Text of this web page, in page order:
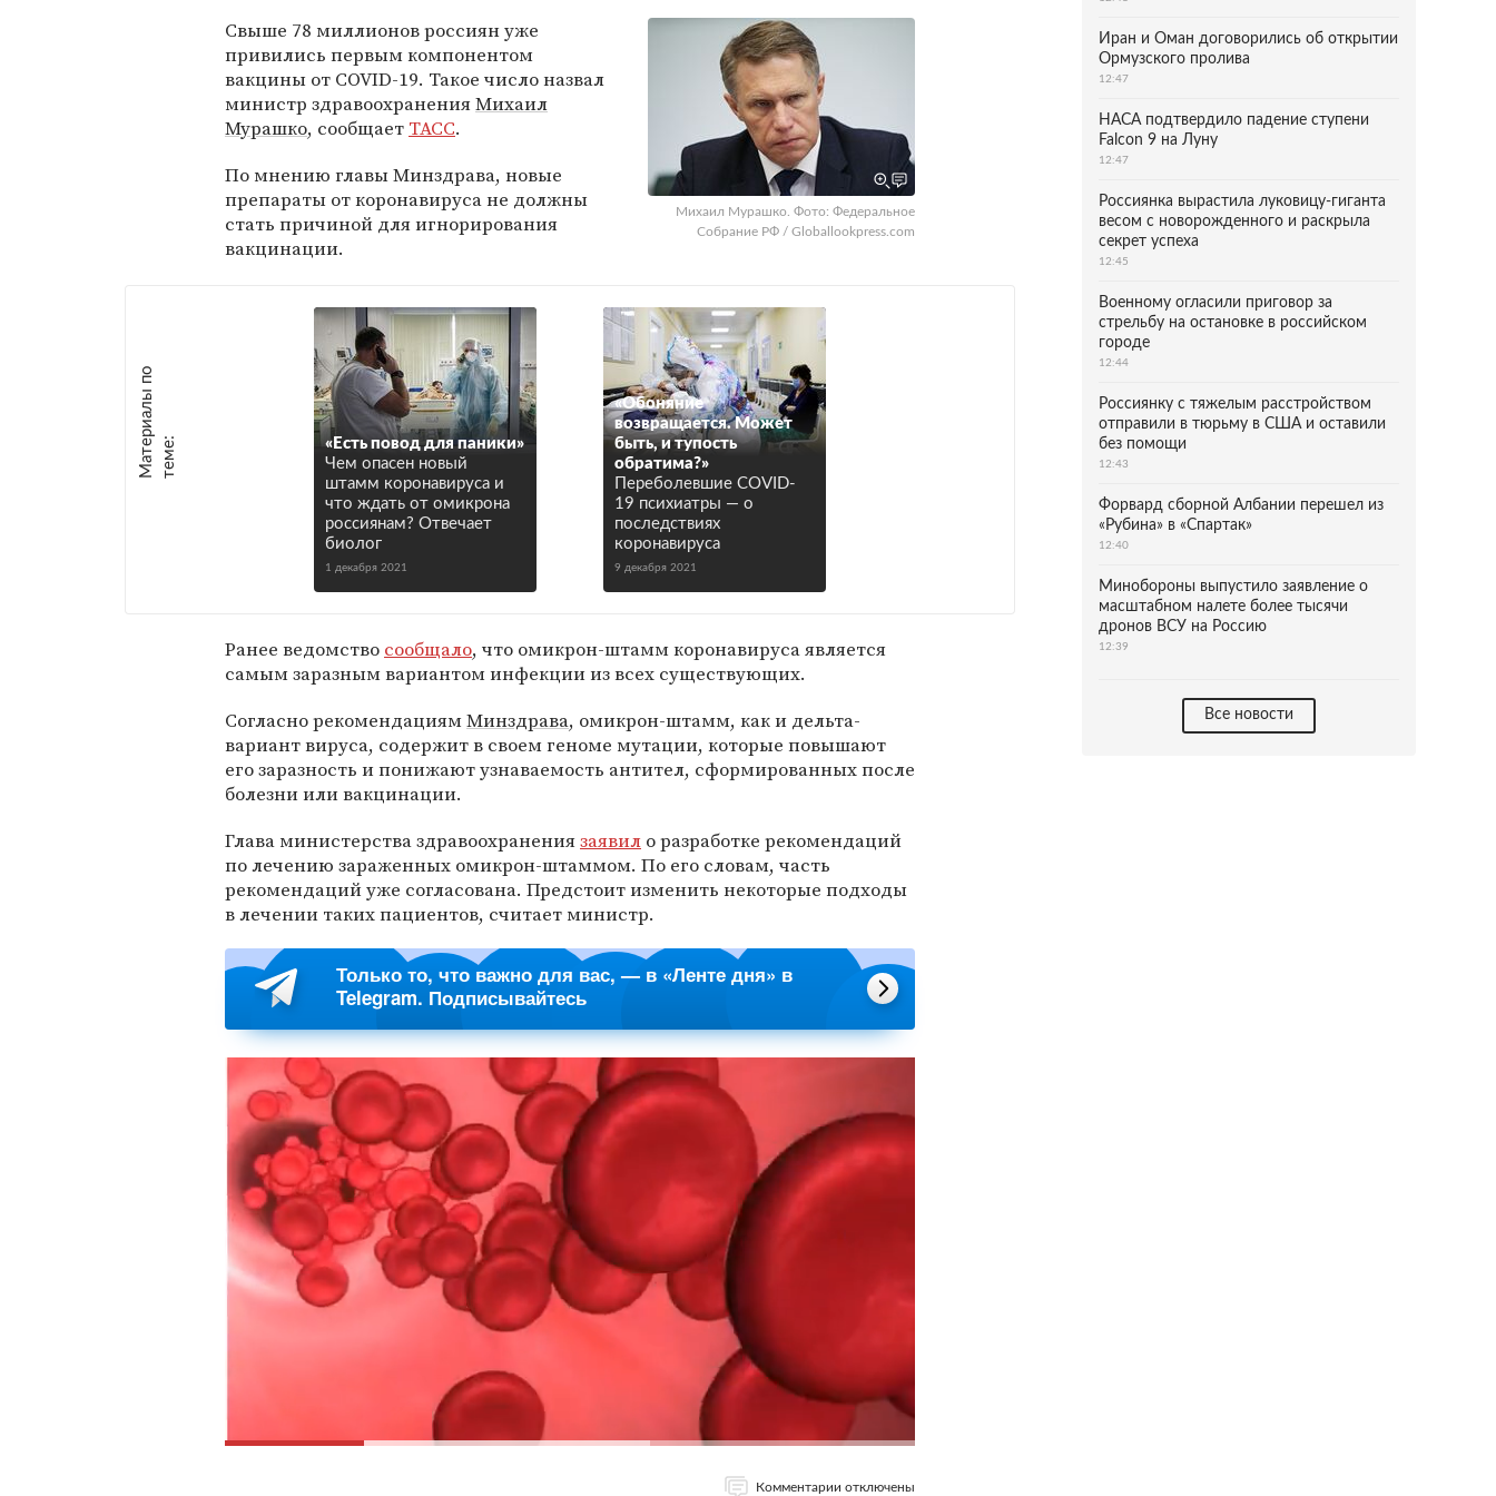
Михаил Мурашко. Фото: Федеральное
Собрание РФ / Globallookpress.com
Свыше 78 миллионов россиян уже
привились первым компонентом
вакцины от COVID-19. Такое число назвал
министр здравоохраненияМихаил
Мурашко, сообщает ТАСС.
По мнению главы Минздрава, новые
препараты от коронавируса не должны
стать причиной для игнорирования
вакцинации.
М
а
т е
р
и
а
л
ы
п
о
т
е
м
е :
«Есть повод для паники»
Чем опасен новый
штамм коронавируса и
что ждать от омикрона
россиянам? Отвечает
биолог
1 декабря 2021
«Обоняние
возвращается. Может
быть, и тупость
обратима?»
Переболевшие COVID-
19 психиатры — о
последствиях
коронавируса
9 декабря 2021
Ранее ведомство сообщало, что омикрон-штамм коронавируса является
самым заразным вариантом инфекции из всех существующих.
Согласно рекомендациямМинздрава, омикрон-штамм, как и дельта-
вариант вируса, содержит в своем геноме мутации, которые повышают
его заразность и понижают узнаваемость антител, сформированных после
болезни или вакцинации.
Глава министерства здравоохранениязаявил о разработке рекомендаций
по лечению зараженных омикрон-штаммом. По его словам, часть
рекомендаций уже согласована. Предстоит изменить некоторые подходы
в лечении таких пациентов, считает министр.
Только то, что важно для вас, — в «Ленте дня» в
Telegram. Подписывайтесь
Комментарии отключены
Иран и Оман договорились об открытии
Ормузского пролива
12:47
НАСА подтвердило падение ступени
Falcon 9 на Луну
12:47
Россиянка вырастила луковицу-гиганта
весом с новорожденного и раскрыла
секрет успеха
12:45
Военному огласили приговор за
стрельбу на остановке в российском
городе
12:44
Россиянку с тяжелым расстройством
отправили в тюрьму в США и оставили
без помощи
12:43
Форвард сборной Албании перешел из
«Рубина» в «Спартак»
12:40
Минобороны выпустило заявление о
масштабном налете более тысячи
дронов ВСУ на Россию
12:39
Все новости